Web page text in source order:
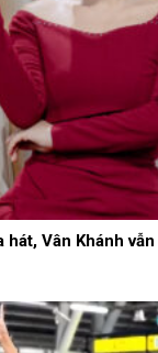
hát, Vân Khánh